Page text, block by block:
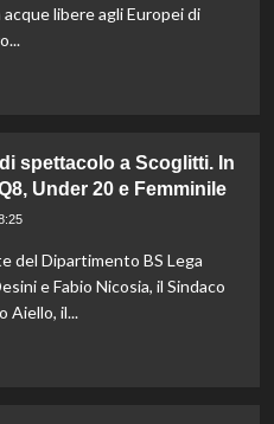
libere agli Europei di
spettacolo a Scoglitti. In
Under 20 e Femminile
del Dipartimento BS Lega
e Fabio Nicosia, il Sindaco
Aiello, il...